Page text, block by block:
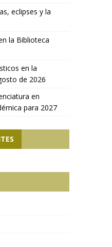
eclipses y la
la Biblioteca
en la
de 2026
en
para 2027